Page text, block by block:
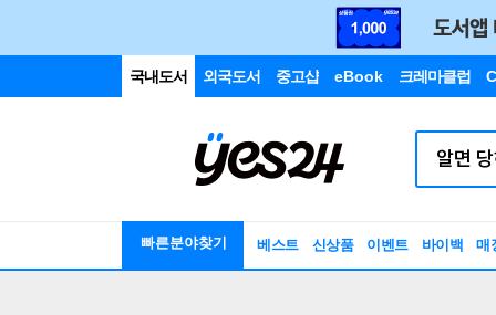
국내도서 외국도서 중고샵 eBook 크레마클럽
빠른분야찾기 베스트 신상품 이벤트 바이백 매